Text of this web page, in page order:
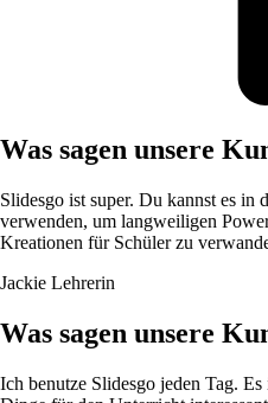
Was sagen unsere
Slidesgo ist super. Du kannst es in
verwenden, um langweiligen
Kreationen für Schüler zu
Jackie Lehrerin
Was sagen unsere
Ich benutze Slidesgo jeden Tag.